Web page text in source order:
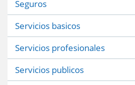
Seguros
Servicios basicos
Servicios profesionales
Servicios publicos